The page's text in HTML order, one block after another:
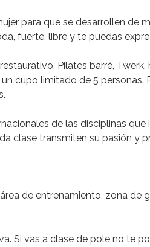
para que se desarrollen de
fuerte, libre y te puedas
Pilates barré,
cupo limitado de 5 personas.
de las disciplinas que
clase transmiten su pasión y
de entrenamiento, zona de
Si vas a clase de pole no te